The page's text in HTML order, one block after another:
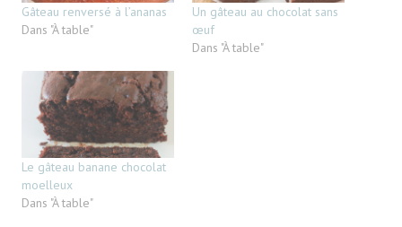
Gâteau renversé à l’ananas
Dans "À table"
Un gâteau au chocolat sans
œuf
Dans "À table"
Le gâteau banane chocolat
moelleux
Dans "À table"